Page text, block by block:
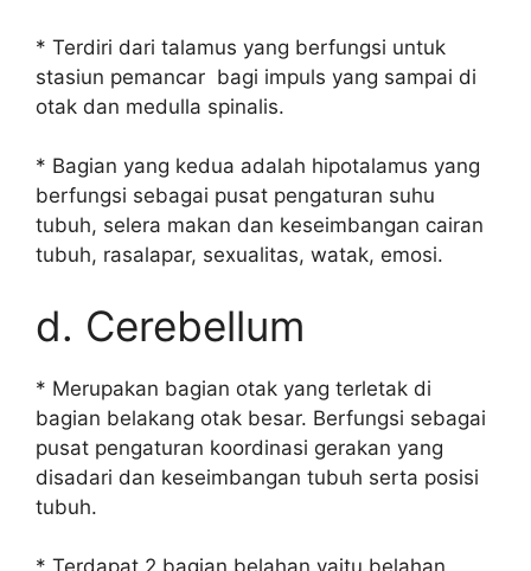
* Terdiri dari talamus yang berfungsi untuk
stasiun pemancar bagi impuls yang sampai di
otak dan medulla spinalis.
* Bagian yang kedua adalah hipotalamus yang
berfungsi sebagai pusat pengaturan suhu
tubuh, selera makan dan keseimbangan cairan
tubuh, rasalapar, sexualitas, watak, emosi.
d. Cerebellum
* Merupakan bagian otak yang terletak di
bagian belakang otak besar. Berfungsi sebagai
pusat pengaturan koordinasi gerakan yang
disadari dan keseimbangan tubuh serta posisi
tubuh.
* Terdapat 2 bagian belahan yaitu belahan